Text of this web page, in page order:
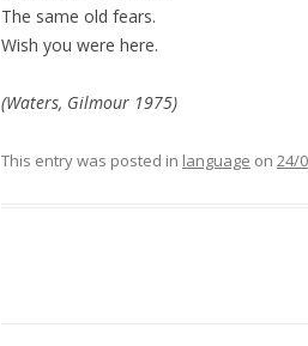
The same old fears.
Wish you were here.
(Waters, Gilmour 1975)
This entry was posted in language on 24/